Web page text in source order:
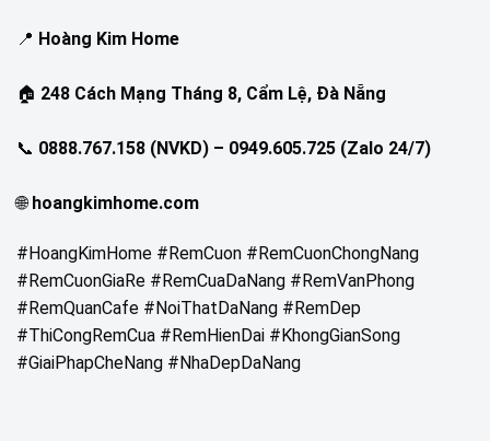
📍 Hoàng Kim Home
🏠 248 Cách Mạng Tháng 8, Cẩm Lệ, Đà Nẵng
📞 0888.767.158 (NVKD) – 0949.605.725 (Zalo 24/7)
🌐hoangkimhome.com
#HoangKimHome #RemCuon #RemCuonChongNang
#RemCuonGiaRe #RemCuaDaNang #RemVanPhong
#RemQuanCafe #NoiThatDaNang #RemDep
#ThiCongRemCua #RemHienDai #KhongGianSong
#GiaiPhapCheNang #NhaDepDaNang